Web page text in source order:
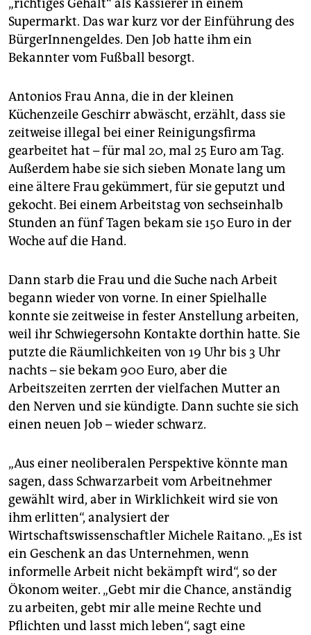
„richtiges Gehalt“ als Kassierer in einem
Supermarkt. Das war kurz vor der Einführung des
BürgerInnengeldes. Den Job hatte ihm ein
Bekannter vom Fußball besorgt.
Antonios Frau Anna, die in der kleinen
Küchenzeile Geschirr abwäscht, erzählt, dass sie
zeitweise illegal bei einer Reinigungsfirma
gearbeitet hat – für mal 20, mal 25 Euro am Tag.
Außerdem habe sie sich sieben Monate lang um
eine ältere Frau gekümmert, für sie geputzt und
gekocht. Bei einem Arbeitstag von sechseinhalb
Stunden an fünf Tagen bekam sie 150 Euro in der
Woche auf die Hand.
Dann starb die Frau und die Suche nach Arbeit
begann wieder von vorne. In einer Spielhalle
konnte sie zeitweise in fester Anstellung arbeiten,
weil ihr Schwiegersohn Kontakte dorthin hatte. Sie
putzte die Räumlichkeiten von 19 Uhr bis 3 Uhr
nachts – sie bekam 900 Euro, aber die
Arbeitszeiten zerrten der vielfachen Mutter an
den Nerven und sie kündigte. Dann suchte sie sich
einen neuen Job – wieder schwarz.
„Aus einer neoliberalen Perspektive könnte man
sagen, dass Schwarzarbeit vom Arbeitnehmer
gewählt wird, aber in Wirklichkeit wird sie von
ihm erlitten“, analysiert der
Wirtschaftswissenschaftler Michele Raitano. „Es ist
ein Geschenk an das Unternehmen, wenn
informelle Arbeit nicht bekämpft wird“, so der
Ökonom weiter. „Gebt mir die Chance, anständig
zu arbeiten, gebt mir alle meine Rechte und
Pflichten und lasst mich leben“, sagt eine